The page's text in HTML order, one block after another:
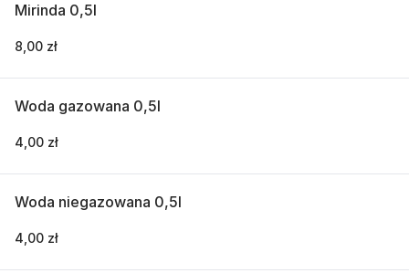
Mirinda 0,5l
8,00 zł
Woda gazowana 0,5l
4,00 zł
Woda niegazowana 0,5l
4,00 zł